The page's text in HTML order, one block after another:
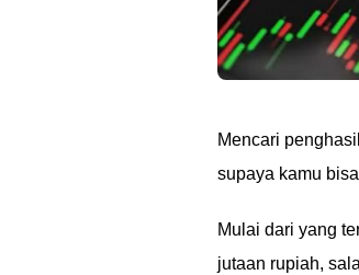
Mencari
supaya kamu
Mulai dari yang
jutaan rupiah,